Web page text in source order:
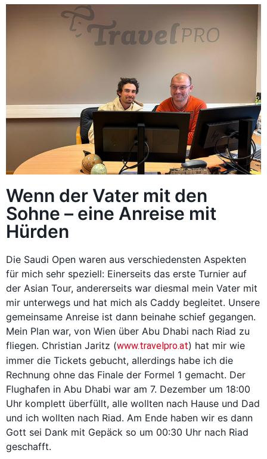
Wenn der Vater mit den
Sohne – eine Anreise mit
Hürden
Die Saudi Open waren aus verschiedensten Aspekten
für mich sehr speziell: Einerseits das erste Turnier auf
der Asian Tour, andererseits war diesmal mein Vater mit
mir unterwegs und hat mich als Caddy begleitet. Unsere
gemeinsame Anreise ist dann beinahe schief gegangen.
Mein Plan war, von Wien über Abu Dhabi nach Riad zu
fliegen. Christian Jaritz (www.travelpro.at) hat mir wie
immer die Tickets gebucht, allerdings habe ich die
Rechnung ohne das Finale der Formel 1 gemacht. Der
Flughafen in Abu Dhabi war am 7. Dezember um 18:00
Uhr komplett überfüllt, alle wollten nach Hause und Dad
und ich wollten nach Riad. Am Ende haben wir es dann
Gott sei Dank mit Gepäck so um 00:30 Uhr nach Riad
geschafft.